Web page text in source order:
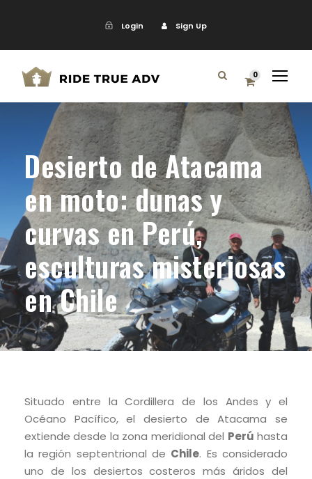
Login Sign Up
0
Desierto de Atacama
en moto: dunas y
curvas en Perú,
esculturas misteriosas
en Chile
Situado entre la Cordillera de los Andes y el
Océano Pacífico, el desierto de Atacama se
extiende desde la zona meridional del Perú hasta
la región septentrional de Chile. Es considerado
uno de los desiertos costeros más áridos del